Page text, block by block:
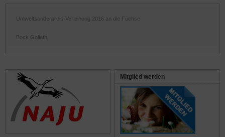
Umweltsonderpreis-Verleihung 2016 an die Füchse
Bock Goliath
Mitglied werden